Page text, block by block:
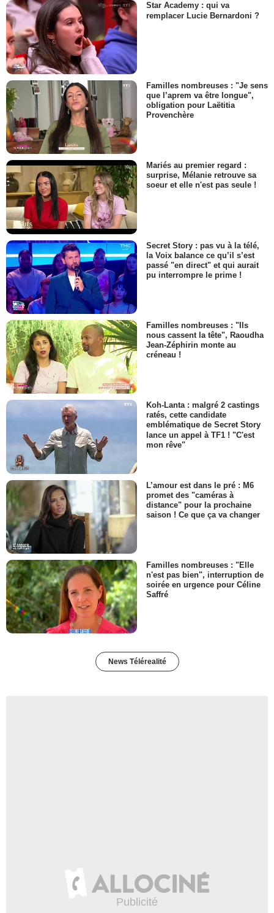
Star Academy : qui va
remplacer Lucie Bernardoni ?
Familles nombreuses : "Je sens
que l’aprem va être longue",
obligation pour Laëtitia
Provenchère
Mariés au premier regard :
surprise, Mélanie retrouve sa
soeur et elle n'est pas seule !
Secret Story : pas vu à la télé,
la Voix balance ce qu’il s’est
passé "en direct" et qui aurait
pu interrompre le prime !
Familles nombreuses : "Ils
nous cassent la tête", Raoudha
Jean-Zéphirin monte au
créneau !
Koh-Lanta : malgré 2 castings
ratés, cette candidate
emblématique de Secret Story
lance un appel à TF1 ! "C'est
mon rêve"
L’amour est dans le pré : M6
promet des "caméras à
distance" pour la prochaine
saison ! Ce que ça va changer
Familles nombreuses : "Elle
n'est pas bien", interruption de
soirée en urgence pour Céline
Saffré
News Télérealité